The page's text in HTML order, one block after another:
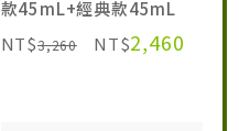
款45mL+經典款45mL
NT$3,260 NT$2,460